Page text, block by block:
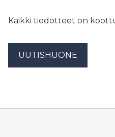
Kaikki tiedotteet on
UUTISHUONE